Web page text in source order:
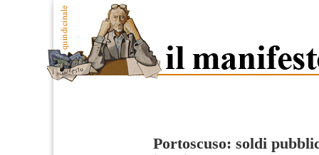
Portoscuso: soldi